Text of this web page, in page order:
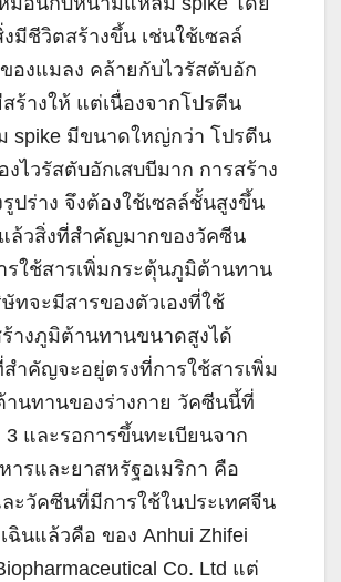
มีชีวิตสร้างขึ้น เช่นใช้เซลล์
ของแมลง คล้ายกับไวรัสตับอัก
ร้างให้ แต่เนื่องจากโปรตีน
spike มีขนาดใหญ่กว่า โปรตีน
งไวรัสตับอักเสบบีมาก การสร้าง
ปร่าง จึงต้องใช้เซลล์ชั้นสูงขึ้น
ล้วสิ่งที่สำคัญมากของวัคซีน
ใช้สารเพิ่มกระตุ้นภูมิต้านทาน
ทจะมีสารของตัวเองที่ใช้
างภูมิต้านทานขนาดสูงได้
ำคัญจะอยู่ตรงที่การใช้สารเพิ่ม
นทานของร่างกาย วัคซีนนี้ที่
3 และรอการขึ้นทะเบียนจาก
ารและยาสหรัฐอเมริกา คือ
ละวัคซีนที่มีการใช้ในประเทศจีน
ฉินแล้วคือ ของ Anhui Zhifei
Co. Ltd แต่